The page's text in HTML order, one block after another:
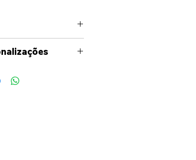
no site, por favor